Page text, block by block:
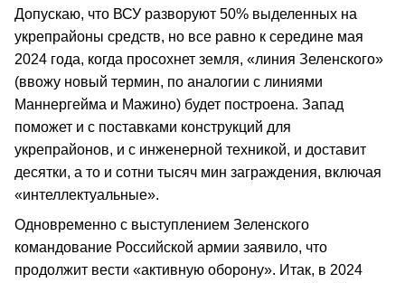
Допускаю, что ВСУ разворуют 50% выделенных на
укрепрайоны средств, но все равно к середине мая
2024 года, когда просохнет земля, «линия Зеленского»
(ввожу новый термин, по аналогии с линиями
Маннергейма и Мажино) будет построена. Запад
поможет и с поставками конструкций для
укрепрайонов, и с инженерной техникой, и доставит
десятки, а то и сотни тысяч мин заграждения, включая
«интеллектуальные».
Одновременно с выступлением Зеленского
командование Российской армии заявило, что
продолжит вести «активную оборону». Итак, в 2024